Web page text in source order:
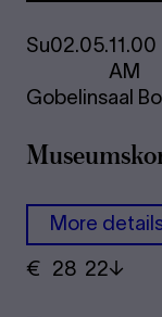
Su02.05.11.00
AM
Gobelinsaal
More
€ ​ 28 22